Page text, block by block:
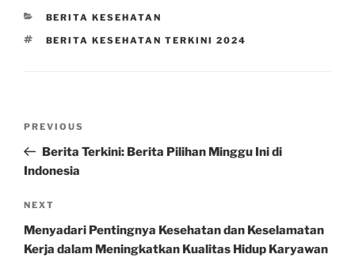
CATEGORIES
BERITA KESEHATAN
TAGS
BERITA KESEHATAN TERKINI 2024
Previous
Post
PREVIOUS
Berita Terkini: Berita Pilihan Minggu Ini di
Indonesia
Next
Post
NEXT
Menyadari Pentingnya Kesehatan dan Keselamatan
Kerja dalam Meningkatkan Kualitas Hidup Karyawan